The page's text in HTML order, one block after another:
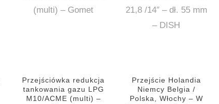
Przejściówka redukcja
tankowania gazu LPG
M10/ACME (multi) –
Przejście Holandia
Niemcy Belgia /
Polska, Włochy – W